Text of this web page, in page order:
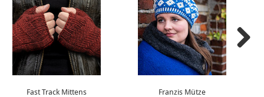
Fast Track Mittens Franzis Mütze